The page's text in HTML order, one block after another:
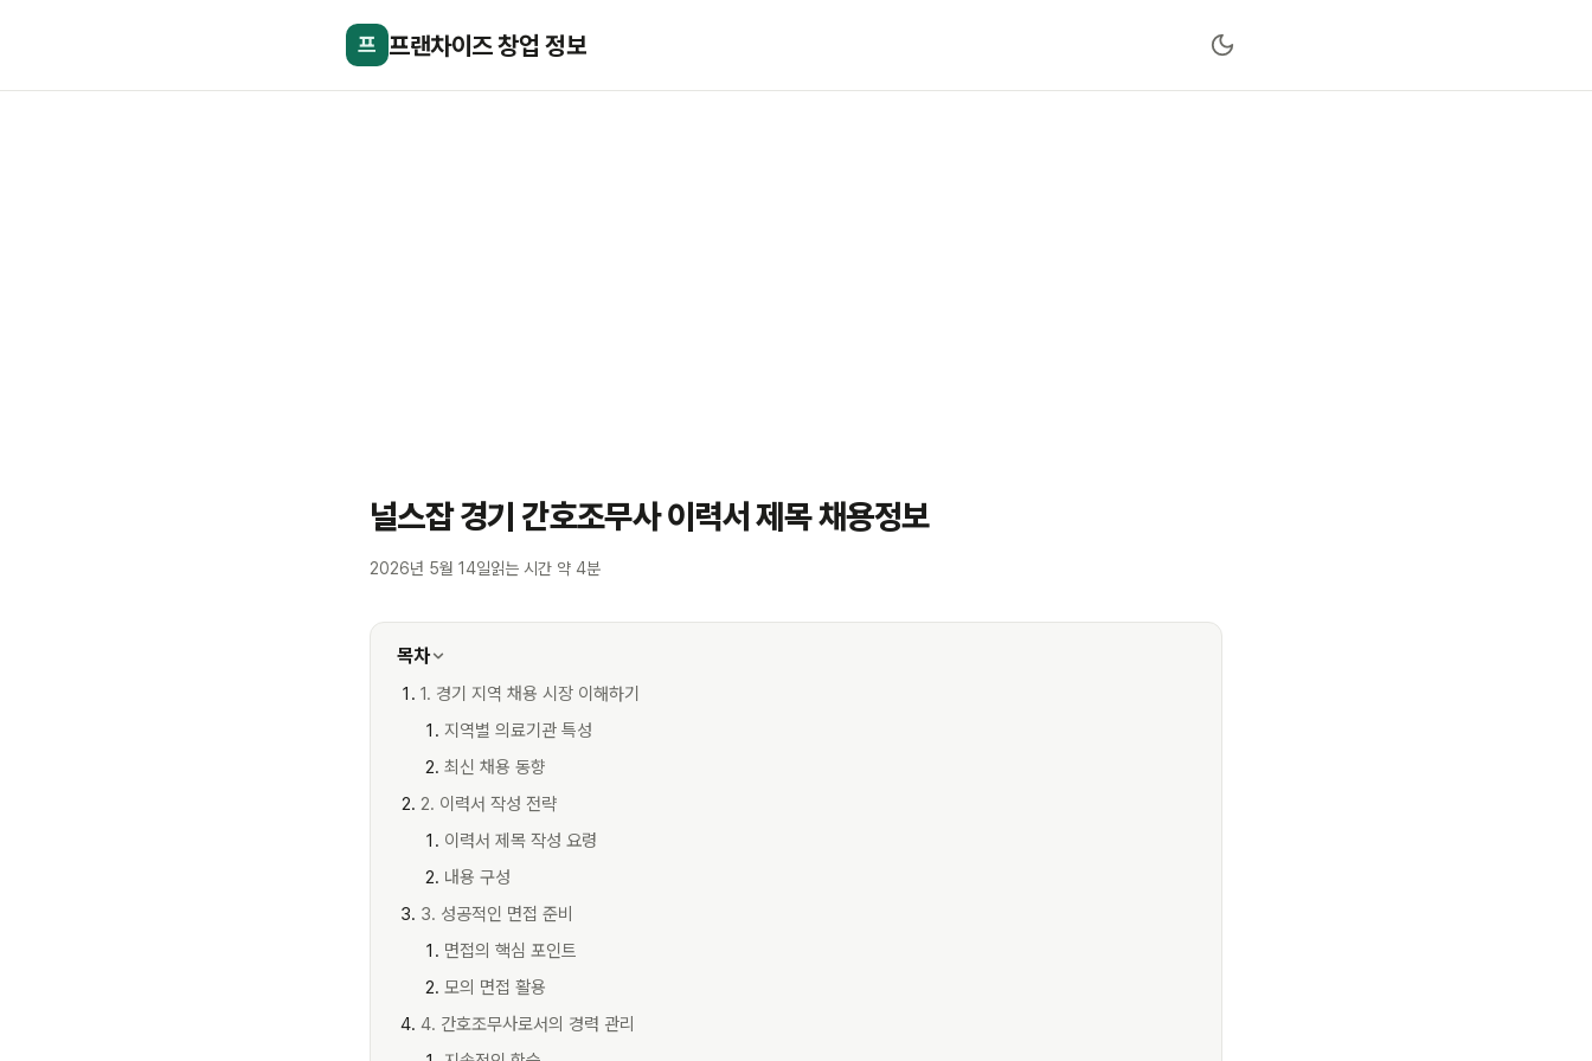
프 프랜차이즈 창업 정보
널스잡 경기 간호조무사 이력서 제목 채용정보
2026년 5월 14일읽는 시간 약 4분
목차
1. 경기 지역 채용 시장 이해하기
지역별 의료기관 특성
최신 채용 동향
2. 이력서 작성 전략
이력서 제목 작성 요령
내용 구성
3. 성공적인 면접 준비
면접의 핵심 포인트
모의 면접 활용
4. 간호조무사로서의 경력 관리